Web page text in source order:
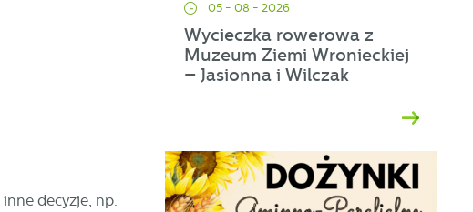
decyzje, np.
05 - 08 - 2026
Wycieczka rowerowa z
Muzeum Ziemi Wronieckiej
– Jasionna i Wilczak